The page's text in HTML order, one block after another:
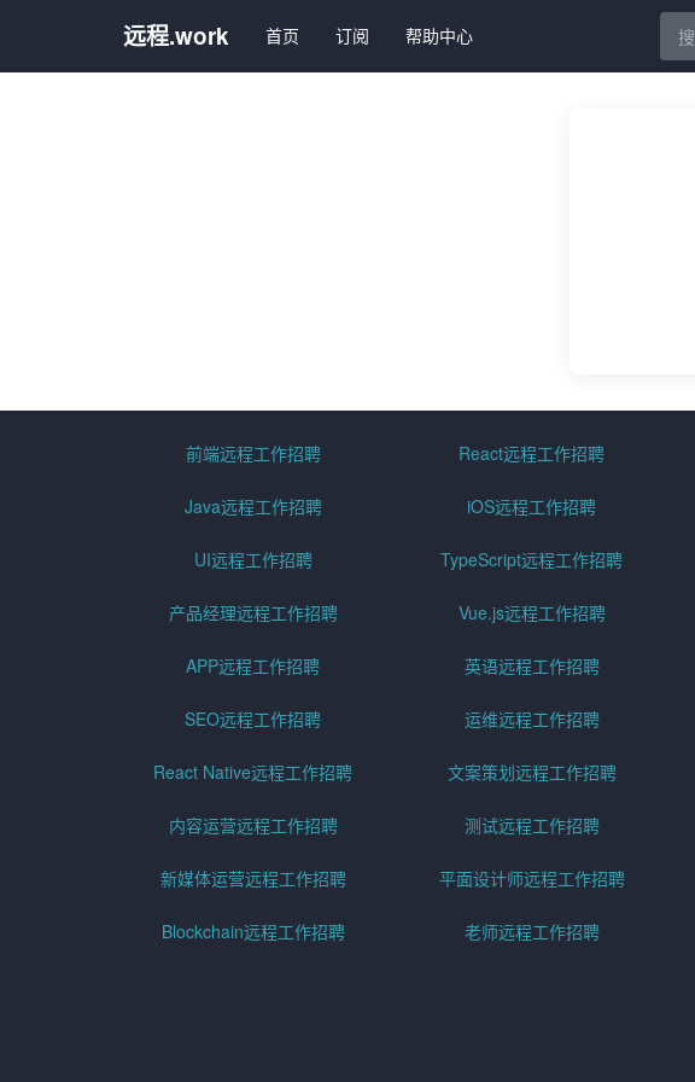
远程.work 首页 订阅 帮助中心
前端远程工作招聘 React远程工作招聘
Java远程工作招聘 iOS远程工作招聘
UI远程工作招聘 TypeScript远程工作招聘
产品经理远程工作招聘 Vue.js远程工作招聘
APP远程工作招聘 英语远程工作招聘
SEO远程工作招聘 运维远程工作招聘
React Native远程工作招聘 文案策划远程工作招聘
内容运营远程工作招聘 测试远程工作招聘
新媒体运营远程工作招聘 平面设计师远程工作招聘
Blockchain远程工作招聘 老师远程工作招聘